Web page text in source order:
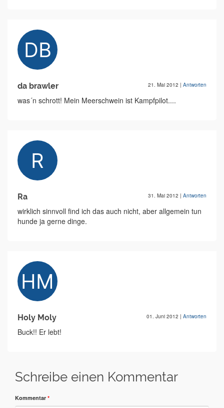
da brawler 21. Mai 2012 | Antworten
was´n schrott! Mein Meerschwein ist Kampfpilot....
Ra 31. Mai 2012 | Antworten
wirklich sinnvoll find ich das auch nicht, aber allgemein tun
hunde ja gerne dinge.
Holy Moly 01. Juni 2012 | Antworten
Buck!! Er lebt!
Schreibe einen Kommentar
Kommentar *